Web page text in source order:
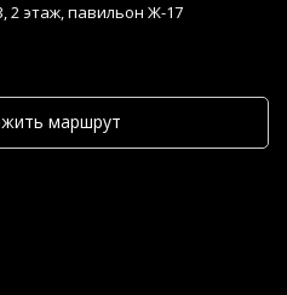
2 этаж, павильон Ж-17
маршрут